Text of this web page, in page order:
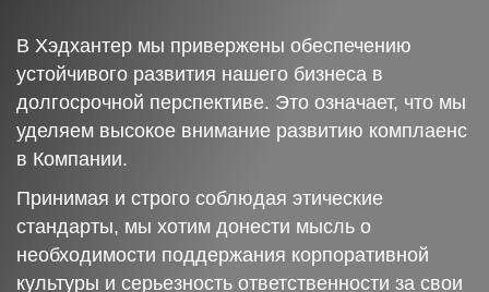
В Хэдхантер мы привержены обеспечению
устойчивого развития нашего бизнеса в
долгосрочной перспективе. Это означает, что мы
уделяем высокое внимание развитию комплаенс
в Компании.
Принимая и строго соблюдая этические
стандарты, мы хотим донести мысль о
необходимости поддержания корпоративной
культуры и серьезность ответственности за свои